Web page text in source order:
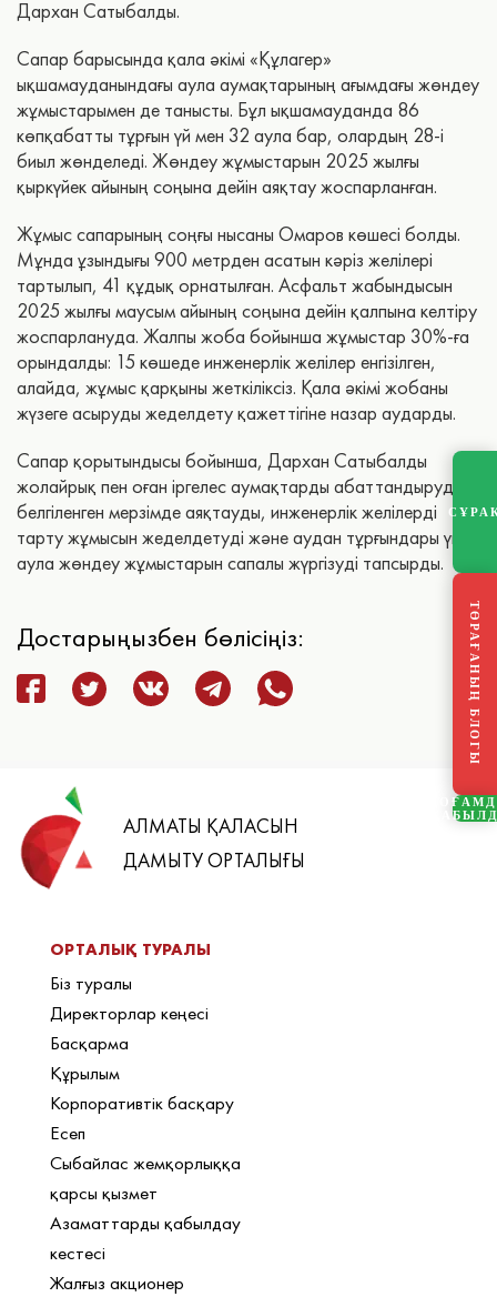
Дархан Сатыбалды.
Сапар барысында қала әкімі «Құлагер»
ықшамауданындағы аула аумақтарының ағымдағы жөндеу
жұмыстарымен де танысты. Бұл ықшамауданда 86
көпқабатты тұрғын үй мен 32 аула бар, олардың 28-і
биыл жөнделеді. Жөндеу жұмыстарын 2025 жылғы
қыркүйек айының соңына дейін аяқтау жоспарланған.
Жұмыс сапарының соңғы нысаны Омаров көшесі болды.
Мұнда ұзындығы 900 метрден асатын кәріз желілері
тартылып, 41 құдық орнатылған. Асфальт жабындысын
2025 жылғы маусым айының соңына дейін қалпына келтіру
жоспарлануда. Жалпы жоба бойынша жұмыстар 30%-ға
орындалды: 15 көшеде инженерлік желілер енгізілген,
алайда, жұмыс қарқыны жеткіліксіз. Қала әкімі жобаны
жүзеге асыруды жеделдету қажеттігіне назар аударды.
Сапар қорытындысы бойынша, Дархан Сатыбалды
жолайрық пен оған іргелес аумақтарды абаттандыруды
белгіленген мерзімде аяқтауды, инженерлік желілерді
тарту жұмысын жеделдетуді және аудан тұрғындары үшін
аула жөндеу жұмыстарын сапалы жүргізуді тапсырды.
Достарыңызбен бөлісіңіз:
АЛМАТЫ ҚАЛАСЫН
ДАМЫТУ ОРТАЛЫҒЫ
ОРТАЛЫҚ ТУРАЛЫ
Біз туралы
Директорлар кеңесі
Басқарма
Құрылым
Корпоративтік басқару
Есеп
Сыбайлас жемқорлыққа
қарсы қызмет
Азаматтарды қабылдау
кестесі
Жалғыз акционер
ТӨРАҒАНЫҢ БЛОГЫ